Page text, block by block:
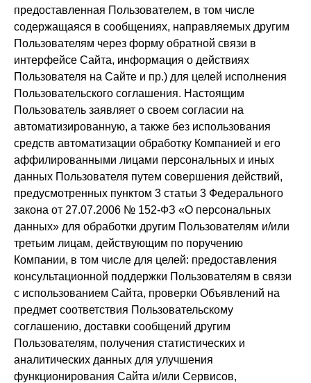
предоставленная Пользователем, в том числе
содержащаяся в сообщениях, направляемых другим
Пользователям через форму обратной связи в
интерфейсе Сайта, информация о действиях
Пользователя на Сайте и пр.) для целей исполнения
Пользовательского соглашения. Настоящим
Пользователь заявляет о своем согласии на
автоматизированную, а также без использования
средств автоматизации обработку Компанией и его
аффилированными лицами персональных и иных
данных Пользователя путем совершения действий,
предусмотренных пунктом 3 статьи 3 Федерального
закона от 27.07.2006 № 152-ФЗ «О персональных
данных» для обработки другим Пользователям и/или
третьим лицам, действующим по поручению
Компании, в том числе для целей: предоставления
консультационной поддержки Пользователям в связи
с использованием Сайта, проверки Объявлений на
предмет соответствия Пользовательскому
соглашению, доставки сообщений другим
Пользователям, получения статистических и
аналитических данных для улучшения
функционирования Сайта и/или Сервисов,